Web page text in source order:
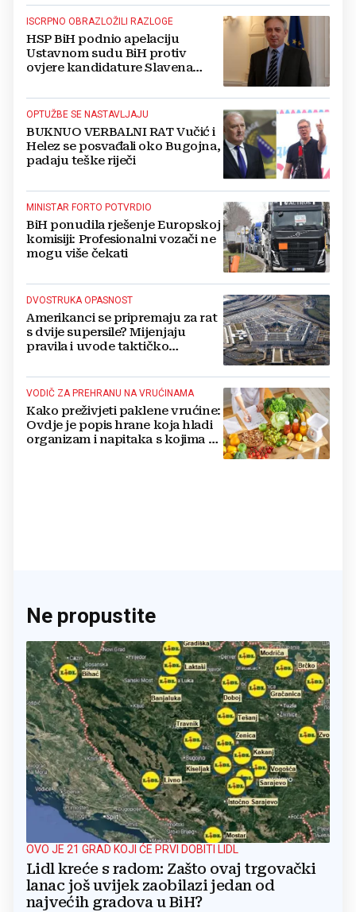
ISCRPNO OBRAZLOŽILI RAZLOGE
HSP BiH podnio apelaciju
Ustavnom sudu BiH protiv
ovjere kandidature Slavena
OPTUŽBE SE NASTAVLJAJU
BUKNUO VERBALNI RAT Vučić i
Helez se posvađali oko Bugojna,
padaju teške riječi
MINISTAR FORTO POTVRDIO
BiH ponudila rješenje Europskoj
komisiji: Profesionalni vozači ne
mogu više čekati
DVOSTRUKA OPASNOST
Amerikanci se pripremaju za rat
s dvije supersile? Mijenjaju
pravila i uvode taktičko
VODIČ ZA PREHRANU NA VRUĆINAMA
Kako preživjeti paklene vrućine:
Ovdje je popis hrane koja hladi
organizam i napitaka s kojima si
Ne propustite
OVO JE 21 GRAD KOJI ĆE PRVI DOBITI LIDL
Lidl kreće s radom: Zašto ovaj trgovački
lanac još uvijek zaobilazi jedan od
najvećih gradova u BiH?